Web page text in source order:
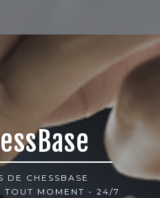
DE CHESSBASE
TOUT MOMENT - 24/7